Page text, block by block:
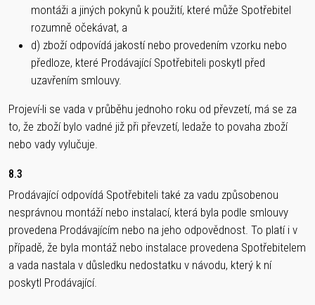
montáži a jiných pokynů k použití, které může Spotřebitel
rozumně očekávat, a
d) zboží odpovídá jakostí nebo provedením vzorku nebo
předloze, které Prodávající Spotřebiteli poskytl před
uzavřením smlouvy.
Projeví-li se vada v průběhu jednoho roku od převzetí, má se za
to, že zboží bylo vadné již při převzetí, ledaže to povaha zboží
nebo vady vylučuje.
8.3
Prodávající odpovídá Spotřebiteli také za vadu způsobenou
nesprávnou montáží nebo instalací, která byla podle smlouvy
provedena Prodávajícím nebo na jeho odpovědnost. To platí i v
případě, že byla montáž nebo instalace provedena Spotřebitelem
a vada nastala v důsledku nedostatku v návodu, který k ní
poskytl Prodávající.